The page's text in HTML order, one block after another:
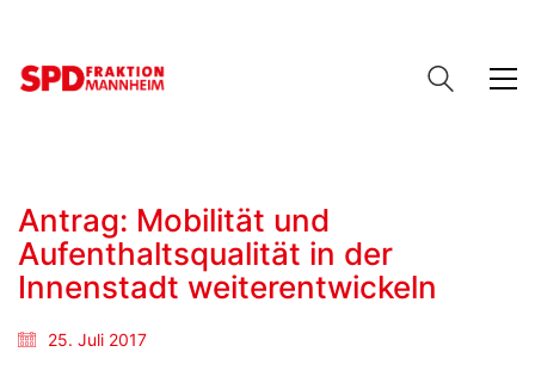
Antrag: Mobilität und
Aufenthaltsqualität in der
Innenstadt weiterentwickeln
25. Juli 2017